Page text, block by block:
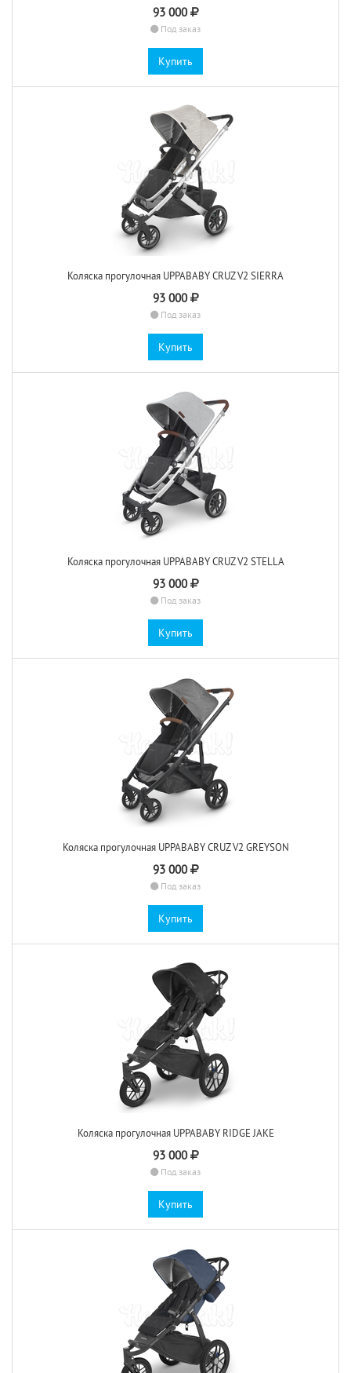
93 000
Под заказ
Купить
Коляска прогулочная UPPABABY CRUZ V2 SIERRA
93 000
Под заказ
Купить
Коляска прогулочная UPPABABY CRUZ V2 STELLA
93 000
Под заказ
Купить
Коляска прогулочная UPPABABY CRUZ V2 GREYSON
93 000
Под заказ
Купить
Коляска прогулочная UPPABABY RIDGE JAKE
93 000
Под заказ
Купить